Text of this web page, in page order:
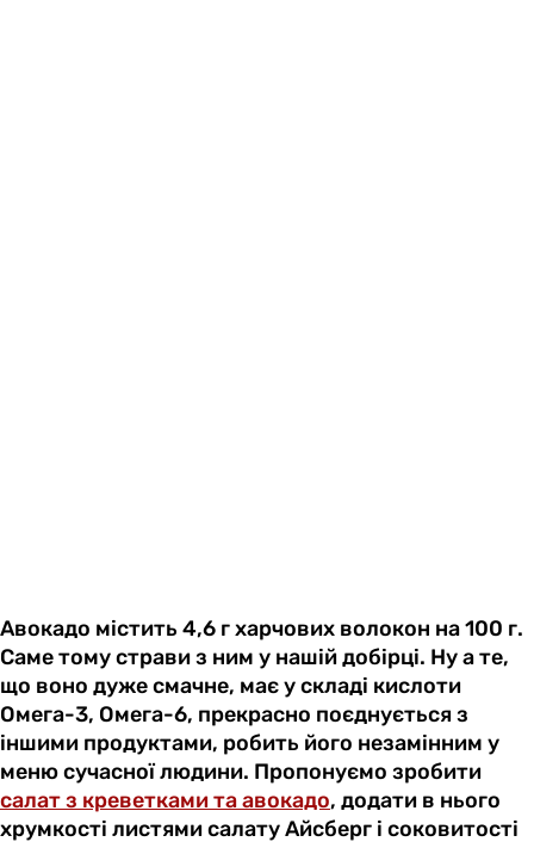
Авокадо містить 4,6 г харчових волокон на 100 г.
Саме тому страви з ним у нашій добірці. Ну а те,
що воно дуже смачне, має у складі кислоти
Омега-3, Омега-6, прекрасно поєднується з
іншими продуктами, робить його незамінним у
меню сучасної людини. Пропонуємо зробити
салат з креветками та авокадо, додати в нього
хрумкості листями салату Айсберг і соковитості